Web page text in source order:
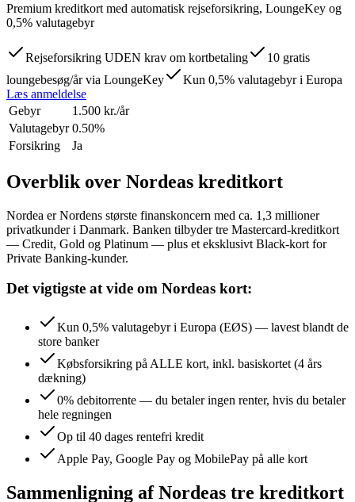
Premium kreditkort med automatisk rejseforsikring, LoungeKey og
0,5% valutagebyr
Rejseforsikring UDEN krav om kortbetaling
10 gratis
loungebesøg/år via LoungeKey
Kun 0,5% valutagebyr i Europa
Læs anmeldelse
Gebyr
1.500 kr./år
Valutagebyr 0.50%
Forsikring
Ja
Overblik over Nordeas kreditkort
Nordea er Nordens største finanskoncern med ca. 1,3 millioner
privatkunder i Danmark. Banken tilbyder tre Mastercard-kreditkort
— Credit, Gold og Platinum — plus et eksklusivt Black-kort for
Private Banking-kunder.
Det vigtigste at vide om Nordeas kort:
Kun 0,5% valutagebyr i Europa (EØS) — lavest blandt de
store banker
Købsforsikring på ALLE kort, inkl. basiskortet (4 års
dækning)
0% debitorrente — du betaler ingen renter, hvis du betaler
hele regningen
Op til 40 dages rentefri kredit
Apple Pay, Google Pay og MobilePay på alle kort
Sammenligning af Nordeas tre kreditkort